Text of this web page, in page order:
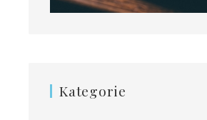
Kategorie